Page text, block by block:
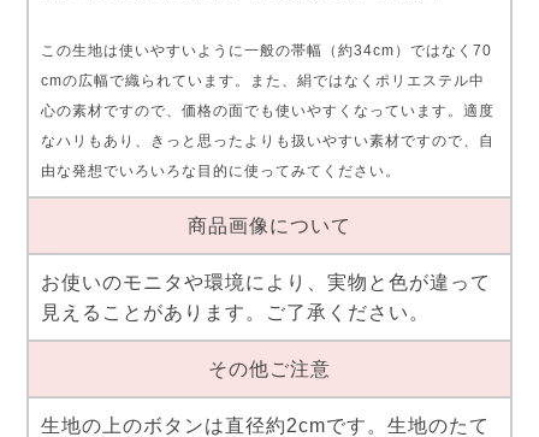
この生地は使いやすいように一般の帯幅（約34cm）ではなく70
cmの広幅で織られています。また、絹ではなくポリエステル中
心の素材ですので、価格の面でも使いやすくなっています。適度
なハリもあり、きっと思ったよりも扱いやすい素材ですので、自
由な発想でいろいろな目的に使ってみてください。
商品画像について
お使いのモニタや環境により、実物と色が違って
見えることがあります。ご了承ください。
その他ご注意
生地の上のボタンは直径約2cmです。生地のたて